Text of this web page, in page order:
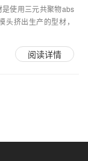
使用三元共聚物abs
头挤出生产的型材，
阅读详情